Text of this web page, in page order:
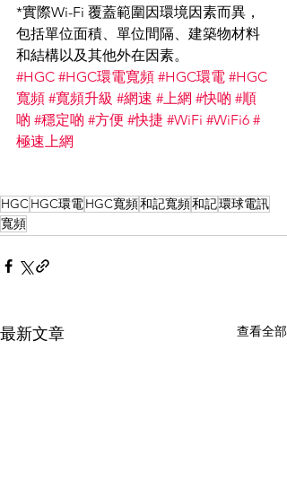
*實際Wi-Fi 覆蓋範圍因環境因素而異，
包括單位面積、單位間隔、建築物材料
和結構以及其他外在因素。
#HGC #HGC環電寬頻 #HGC環電 #HGC
寬頻 #寬頻升級 #網速 #上網 #快啲 #順
啲 #穩定啲 #方便 #快捷 #WiFi #WiFi6 #
極速上網
HGCHGC環電HGC寬頻和記寬頻和記環球電訊
寬頻
最新文章 查看全部